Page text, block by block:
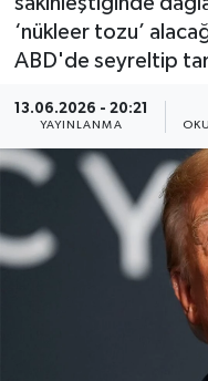
‘nükleer tozu’
ABD'de seyreltip
13.06.2026 - 20:21
YAYINLANMA